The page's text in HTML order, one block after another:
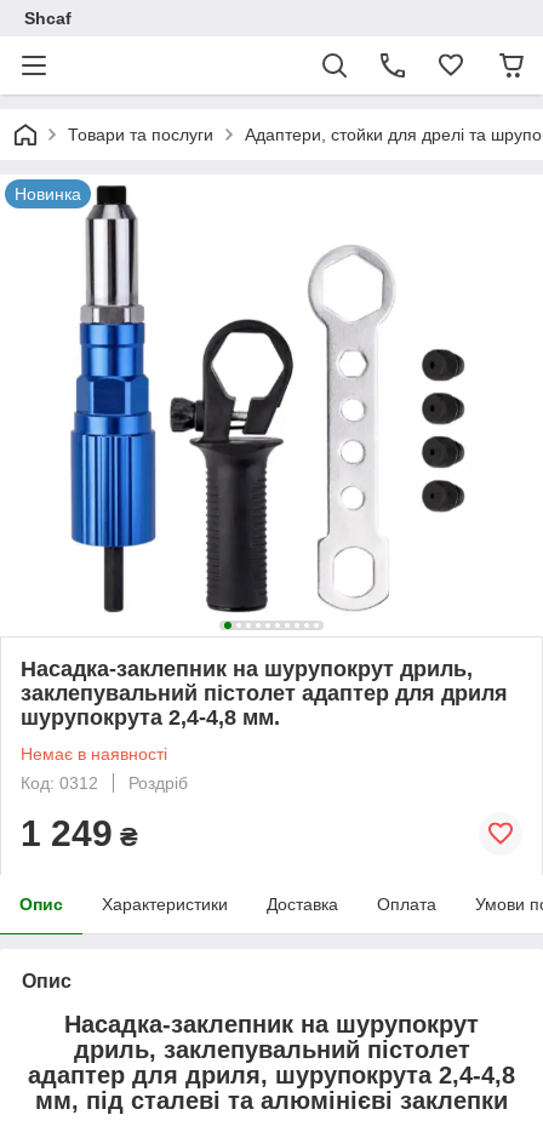
Shcaf
Товари та послуги Адаптери, стойки для дрелі та
Новинка
Насадка-заклепник на шурупокрут дриль,
заклепувальний пістолет адаптер для дриля
шурупокрута 2,4-4,8 мм.
Немає в наявності
Код: 0312
Роздріб
1 249 ₴
Опис Характеристики Доставка Оплата Умови
Опис
Насадка-заклепник на шурупокрут
дриль, заклепувальний пістолет
адаптер для дриля, шурупокрута 2,4-4,8
мм, під сталеві та алюмінієві заклепки